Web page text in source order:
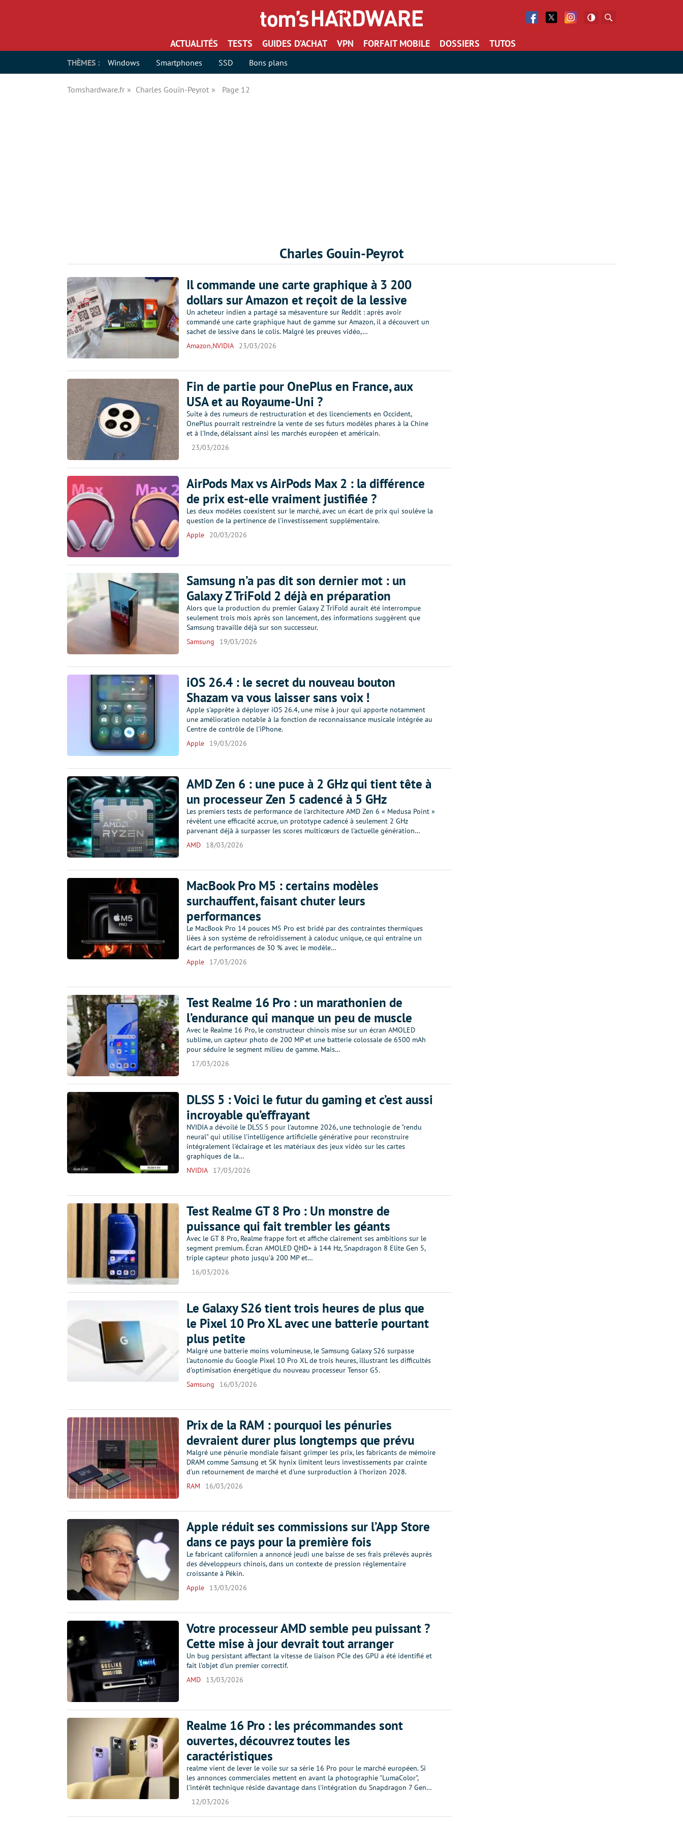
Facebook
Twitter Facebook
ACTUALITÉS TESTS GUIDES D’ACHAT VPN FORFAIT MOBILE DOSSIERS TUTOS
THÈMES : Windows Smartphones SSD Bons plans
Tomshardware.fr Charles Gouin-Peyrot Page 12
Charles Gouin-Peyrot
Il commande une carte graphique à 3 200
dollars sur Amazon et reçoit de la lessive
Un acheteur indien a partagé sa mésaventure sur Reddit : après avoir
commandé une carte graphique haut de gamme sur Amazon, il a découvert un
sachet de lessive dans le colis. Malgré les preuves vidéo,…
Amazon,NVIDIA 23/03/2026
Fin de partie pour OnePlus en France, aux
USA et au Royaume-Uni ?
Suite à des rumeurs de restructuration et des licenciements en Occident,
OnePlus pourrait restreindre la vente de ses futurs modèles phares à la Chine
et à l'Inde, délaissant ainsi les marchés européen et américain.
23/03/2026
AirPods Max vs AirPods Max 2 : la différence
de prix est-elle vraiment justifiée ?
Les deux modèles coexistent sur le marché, avec un écart de prix qui soulève la
question de la pertinence de l'investissement supplémentaire.
Apple
20/03/2026
Samsung n’a pas dit son dernier mot : un
Galaxy Z TriFold 2 déjà en préparation
Alors que la production du premier Galaxy Z TriFold aurait été interrompue
seulement trois mois après son lancement, des informations suggèrent que
Samsung travaille déjà sur son successeur.
Samsung
19/03/2026
iOS 26.4 : le secret du nouveau bouton
Shazam va vous laisser sans voix !
Apple s'apprête à déployer iOS 26.4, une mise à jour qui apporte notamment
une amélioration notable à la fonction de reconnaissance musicale intégrée au
Centre de contrôle de l'iPhone.
Apple
19/03/2026
AMD Zen 6 : une puce à 2 GHz qui tient tête à
un processeur Zen 5 cadencé à 5 GHz
Les premiers tests de performance de l'architecture AMD Zen 6 « Medusa Point »
révèlent une efficacité accrue, un prototype cadencé à seulement 2 GHz
parvenant déjà à surpasser les scores multicœurs de l'actuelle génération…
AMD
18/03/2026
MacBook Pro M5 : certains modèles
surchauffent, faisant chuter leurs
performances
Le MacBook Pro 14 pouces M5 Pro est bridé par des contraintes thermiques
liées à son système de refroidissement à caloduc unique, ce qui entraîne un
écart de performances de 30 % avec le modèle…
Apple
17/03/2026
Test Realme 16 Pro : un marathonien de
l’endurance qui manque un peu de muscle
Avec le Realme 16 Pro, le constructeur chinois mise sur un écran AMOLED
sublime, un capteur photo de 200 MP et une batterie colossale de 6500 mAh
pour séduire le segment milieu de gamme. Mais…
17/03/2026
DLSS 5 : Voici le futur du gaming et c’est aussi
incroyable qu’effrayant
NVIDIA a dévoilé le DLSS 5 pour l'automne 2026, une technologie de "rendu
neural" qui utilise l'intelligence artificielle générative pour reconstruire
intégralement l'éclairage et les matériaux des jeux vidéo sur les cartes
graphiques de la…
NVIDIA
17/03/2026
Test Realme GT 8 Pro : Un monstre de
puissance qui fait trembler les géants
Avec le GT 8 Pro, Realme frappe fort et affiche clairement ses ambitions sur le
segment premium. Écran AMOLED QHD+ à 144 Hz, Snapdragon 8 Elite Gen 5,
triple capteur photo jusqu'à 200 MP et…
16/03/2026
Le Galaxy S26 tient trois heures de plus que
le Pixel 10 Pro XL avec une batterie pourtant
plus petite
Malgré une batterie moins volumineuse, le Samsung Galaxy S26 surpasse
l'autonomie du Google Pixel 10 Pro XL de trois heures, illustrant les difficultés
d'optimisation énergétique du nouveau processeur Tensor G5.
Samsung
16/03/2026
Prix de la RAM : pourquoi les pénuries
devraient durer plus longtemps que prévu
Malgré une pénurie mondiale faisant grimper les prix, les fabricants de mémoire
DRAM comme Samsung et SK hynix limitent leurs investissements par crainte
d'un retournement de marché et d'une surproduction à l'horizon 2028.
RAM
16/03/2026
Apple réduit ses commissions sur l’App Store
dans ce pays pour la première fois
Le fabricant californien a annoncé jeudi une baisse de ses frais prélevés auprès
des développeurs chinois, dans un contexte de pression réglementaire
croissante à Pékin.
Apple
13/03/2026
Votre processeur AMD semble peu puissant ?
Cette mise à jour devrait tout arranger
Un bug persistant affectant la vitesse de liaison PCIe des GPU a été identifié et
fait l'objet d'un premier correctif.
AMD
13/03/2026
Realme 16 Pro : les précommandes sont
ouvertes, découvrez toutes les
caractéristiques
realme vient de lever le voile sur sa série 16 Pro pour le marché européen. Si
les annonces commerciales mettent en avant la photographie "LumaColor",
l'intérêt technique réside davantage dans l'intégration du Snapdragon 7 Gen…
12/03/2026